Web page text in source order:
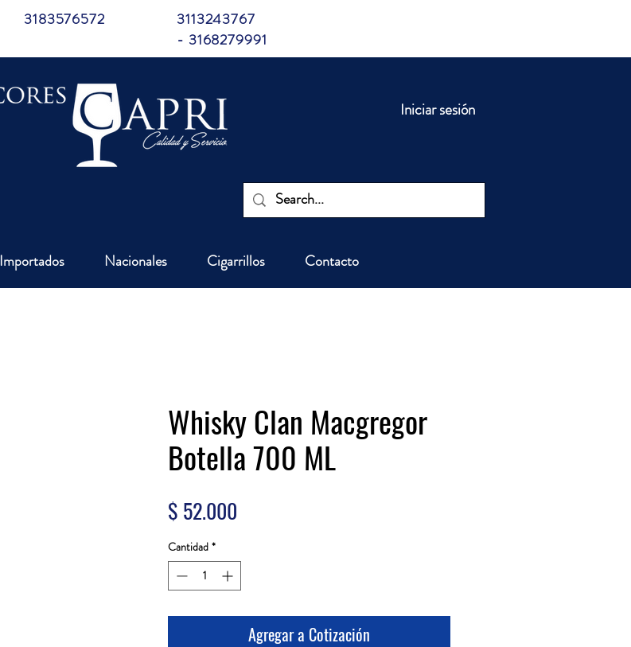
3183576572
3113243767
- 3168279991
Iniciar sesión
Importados Nacionales Cigarrillos Contacto
Whisky Clan Macgregor
Botella 700 ML
$ 52.000
Cantidad *
Agregar a Cotización